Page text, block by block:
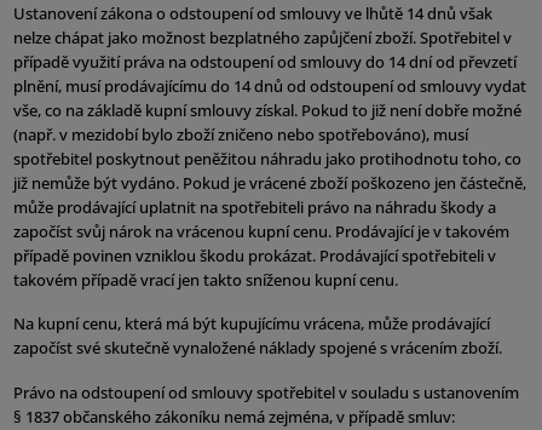
Ustanovení zákona o odstoupení od smlouvy ve lhůtě 14 dnů však
nelze chápat jako možnost bezplatného zapůjčení zboží. Spotřebitel v
případě využití práva na odstoupení od smlouvy do 14 dní od převzetí
plnění, musí prodávajícímu do 14 dnů od odstoupení od smlouvy vydat
vše, co na základě kupní smlouvy získal. Pokud to již není dobře možné
(např. v mezidobí bylo zboží zničeno nebo spotřebováno), musí
spotřebitel poskytnout peněžitou náhradu jako protihodnotu toho, co
již nemůže být vydáno. Pokud je vrácené zboží poškozeno jen částečně,
může prodávající uplatnit na spotřebiteli právo na náhradu škody a
započíst svůj nárok na vrácenou kupní cenu. Prodávající je v takovém
případě povinen vzniklou škodu prokázat. Prodávající spotřebiteli v
takovém případě vrací jen takto sníženou kupní cenu.
Na kupní cenu, která má být kupujícímu vrácena, může prodávající
započíst své skutečně vynaložené náklady spojené s vrácením zboží.
Právo na odstoupení od smlouvy spotřebitel v souladu s ustanovením
§ 1837 občanského zákoníku nemá zejména, v případě smluv: